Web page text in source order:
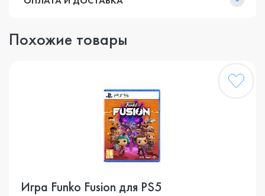
Похожие товары
Игра Funko Fusion для PS5